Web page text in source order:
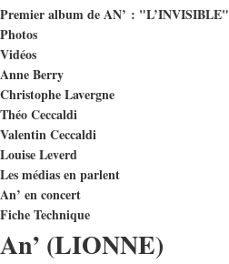
Premier album de AN’ : "L’INVISIBLE"
Photos
Vidéos
Anne Berry
Christophe Lavergne
Théo Ceccaldi
Valentin Ceccaldi
Louise Leverd
Les médias en parlent
An’ en concert
Fiche Technique
An’ (LIONNE)